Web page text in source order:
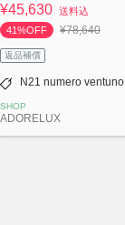
¥45,630 送料込
41%OFF
¥78,640
返品補償
N21 numero ventuno
SHOP
ADORELUX